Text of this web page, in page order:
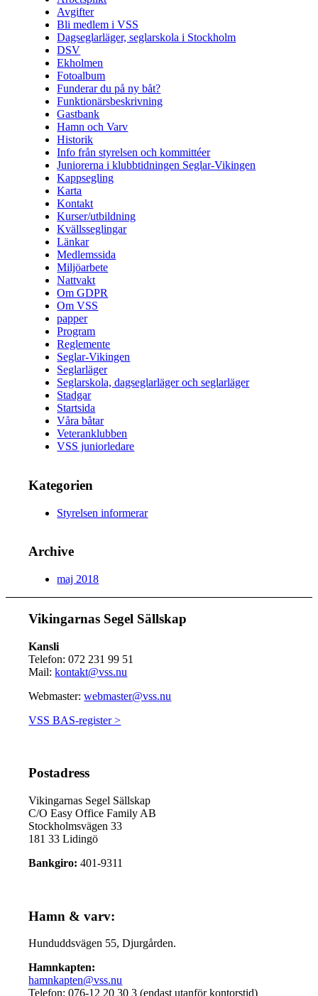
Avgifter
Bli medlem i VSS
Dagseglarläger, seglarskola i Stockholm
DSV
Ekholmen
Fotoalbum
Funderar du på ny båt?
Funktionärsbeskrivning
Gastbank
Hamn och Varv
Historik
Info från styrelsen och kommittéer
Juniorerna i klubbtidningen Seglar-Vikingen
Kappsegling
Karta
Kontakt
Kurser/utbildning
Kvällsseglingar
Länkar
Medlemssida
Miljöarbete
Nattvakt
Om GDPR
Om VSS
papper
Program
Reglemente
Seglar-Vikingen
Seglarläger
Seglarskola, dagseglarläger och seglarläger
Stadgar
Startsida
Våra båtar
Veteranklubben
VSS juniorledare
Kategorien
Styrelsen informerar
Archive
maj 2018
Vikingarnas Segel Sällskap
Kansli
Telefon: 072 231 99 51
Mail:kontakt@vss.nu
Webmaster:webmaster@vss.nu
VSS BAS-register >
Postadress
Vikingarnas Segel Sällskap
C/O Easy Office Family AB
Stockholmsvägen 33
181 33 Lidingö
Bankgiro:401-9311
Hamn & varv:
Hunduddsvägen 55, Djurgården.
Hamnkapten:
hamnkapten@vss.nu
Telefon: 076-12 20 30 3 (endast utanför kontorstid)